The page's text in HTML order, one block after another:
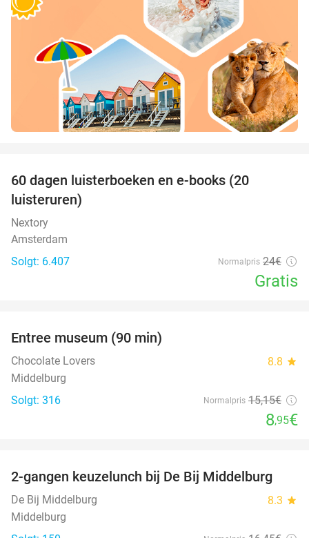
60 dagen luisterboeken en e-books (20
luisteruren)
Nextory
Amsterdam
Solgt: 6.407
Normalpris 24€
Gratis
Entree museum (90 min)
Chocolate Lovers 8.8 star
Middelburg
Solgt: 316
Normalpris 15,15€
8,95€
42%
2-gangen keuzelunch bij De Bij Middelburg
De Bij Middelburg 8.3 star
Middelburg